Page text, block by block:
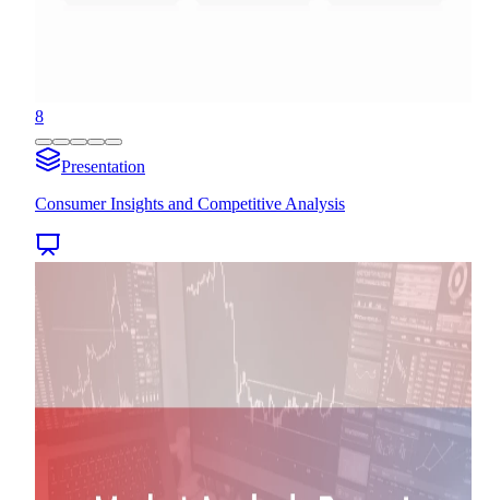
8
Presentation
Consumer Insights and Competitive Analysis